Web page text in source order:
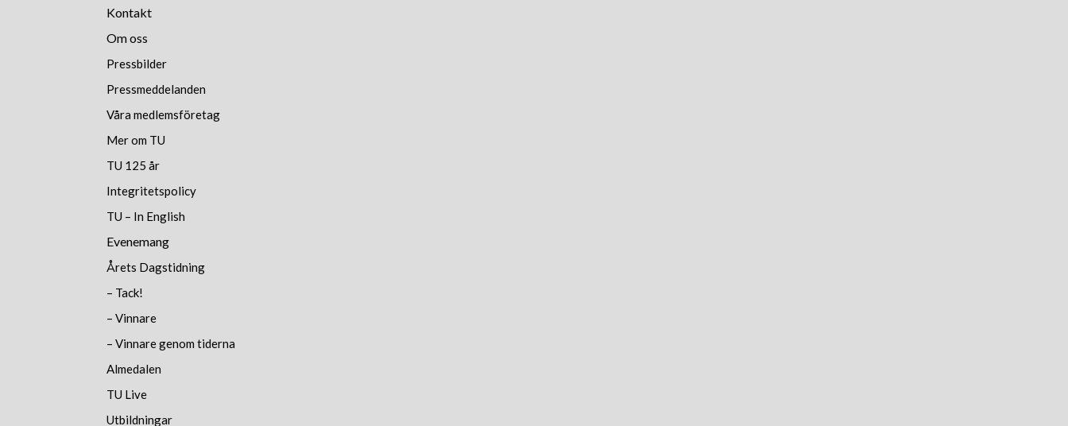
Kontakt
Om oss
Pressbilder
Pressmeddelanden
Våra medlemsföretag
Mer om TU
TU 125 år
Integritetspolicy
TU – In English
Evenemang
Årets Dagstidning
– Tack!
– Vinnare
– Vinnare genom tiderna
Almedalen
TU Live
Utbildningar